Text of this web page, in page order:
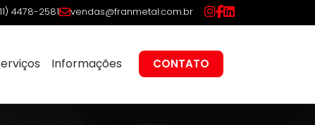
4478-2581 vendas@franmetal.com.br
Informações CONTATO